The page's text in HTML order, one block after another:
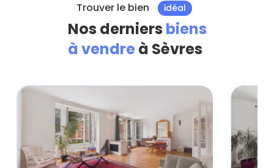
Trouver le bien idéal
Nos derniers biens
à vendre à Sèvres